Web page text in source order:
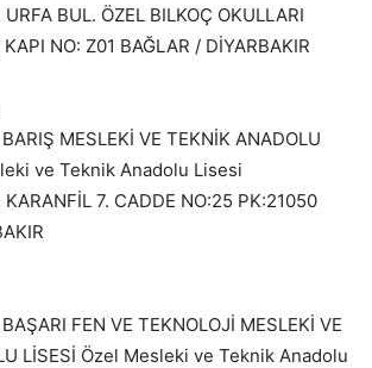
BUL. ÖZEL BILKOÇ OKULLARI
NO: Z01 BAĞLAR / DİYARBAKIR
MESLEKİ VE TEKNİK ANADOLU
ve Teknik Anadolu Lisesi
KARANFİL 7. CADDE NO:25 PK:21050
FEN VE TEKNOLOJİ MESLEKİ VE
LİSESİ Özel Mesleki ve Teknik Anadolu